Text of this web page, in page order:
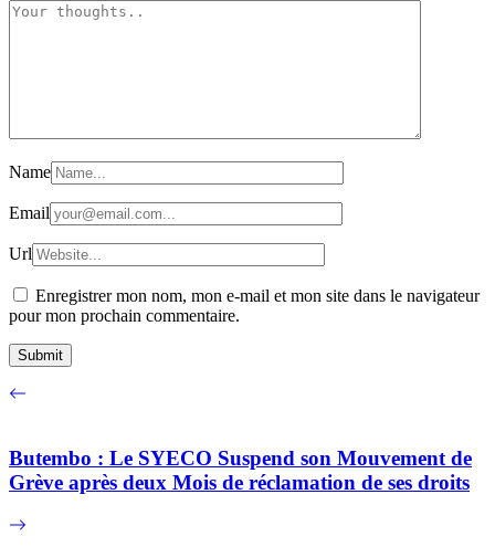
Name
Email
Url
Enregistrer mon nom, mon e-mail et mon site dans le navigateur
pour mon prochain commentaire.
Butembo : Le SYECO Suspend son Mouvement de
Grève après deux Mois de réclamation de ses droits